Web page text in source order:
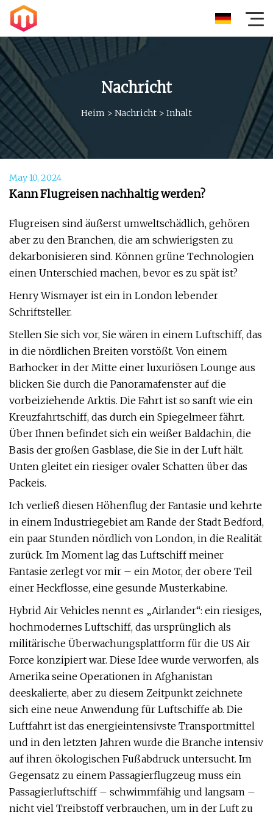
Nachricht
Heim > Nachricht > Inhalt
May 10, 2024
Kann Flugreisen nachhaltig werden?
Flugreisen sind äußerst umweltschädlich, gehören
aber zu den Branchen, die am schwierigsten zu
dekarbonisieren sind. Können grüne Technologien
einen Unterschied machen, bevor es zu spät ist?
Henry Wismayer ist ein in London lebender
Schriftsteller.
Stellen Sie sich vor, Sie wären in einem Luftschiff, das
in die nördlichen Breiten vorstößt. Von einem
Barhocker in der Mitte einer luxuriösen Lounge aus
blicken Sie durch die Panoramafenster auf die
vorbeiziehende Arktis. Die Fahrt ist so sanft wie ein
Kreuzfahrtschiff, das durch ein Spiegelmeer fährt.
Über Ihnen befindet sich ein weißer Baldachin, die
Basis der großen Gasblase, die Sie in der Luft hält.
Unten gleitet ein riesiger ovaler Schatten über das
Packeis.
Ich verließ diesen Höhenflug der Fantasie und kehrte
in einem Industriegebiet am Rande der Stadt Bedford,
ein paar Stunden nördlich von London, in die Realität
zurück. Im Moment lag das Luftschiff meiner
Fantasie zerlegt vor mir – ein Motor, der obere Teil
einer Heckflosse, eine gesunde Musterkabine.
Hybrid Air Vehicles nennt es „Airlander“: ein riesiges,
hochmodernes Luftschiff, das ursprünglich als
militärische Überwachungsplattform für die US Air
Force konzipiert war. Diese Idee wurde verworfen, als
Amerika seine Operationen in Afghanistan
deeskalierte, aber zu diesem Zeitpunkt zeichnete
sich eine neue Anwendung für Luftschiffe ab. Die
Luftfahrt ist das energieintensivste Transportmittel
und in den letzten Jahren wurde die Branche intensiv
auf ihren ökologischen Fußabdruck untersucht. Im
Gegensatz zu einem Passagierflugzeug muss ein
Passagierluftschiff – schwimmfähig und langsam –
nicht viel Treibstoff verbrauchen, um in der Luft zu